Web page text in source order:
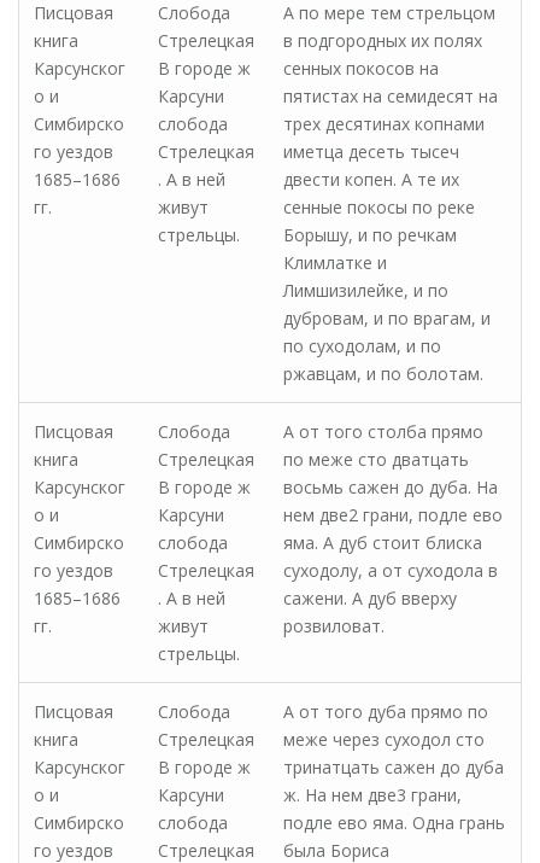
Писцовая
книга
Карсунског
о и
Симбирско
го уездов
1685–1686
гг.
Слобода
Стрелецкая
В городе ж
Карсуни
слобода
Стрелецкая
. А в ней
живут
стрельцы.
А по мере тем стрельцом
в подгородных их полях
сенных покосов на
пятистах на семидесят на
трех десятинах копнами
иметца десеть тысеч
двести копен. А те их
сенные покосы по реке
Борышу, и по речкам
Климлатке и
Лимшизилейке, и по
дубровам, и по врагам, и
по суходолам, и по
ржавцам, и по болотам.
Писцовая
книга
Карсунског
о и
Симбирско
го уездов
1685–1686
гг.
Слобода
Стрелецкая
В городе ж
Карсуни
слобода
Стрелецкая
. А в ней
живут
стрельцы.
А от того столба прямо
по меже сто дватцать
восьмь сажен до дуба. На
нем две2 грани, подле ево
яма. А дуб стоит блиска
суходолу, а от суходола в
сажени. А дуб вверху
розвиловат.
Писцовая
книга
Карсунског
о и
Симбирско
го уездов
Слобода
Стрелецкая
В городе ж
Карсуни
слобода
Стрелецкая
А от того дуба прямо по
меже через суходол сто
тринатцать сажен до дуба
ж. На нем две3 грани,
подле ево яма. Одна грань
была Бориса